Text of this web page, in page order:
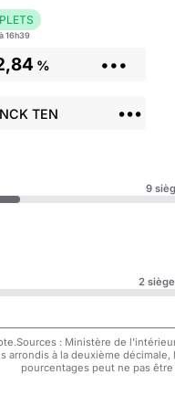
16h39
% •••
TEN •••
9
2
: Ministère de
arrondis à la deuxième décimale,
pourcentages peut ne pas être